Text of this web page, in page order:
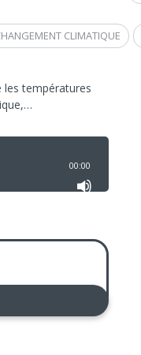
CLIMATIQUE
les températures
00:00